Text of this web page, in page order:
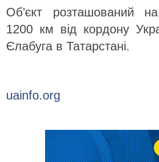
Об’єкт розташований
1200 км від кордону
Єлабуга в Татарстані.
uainfo.org